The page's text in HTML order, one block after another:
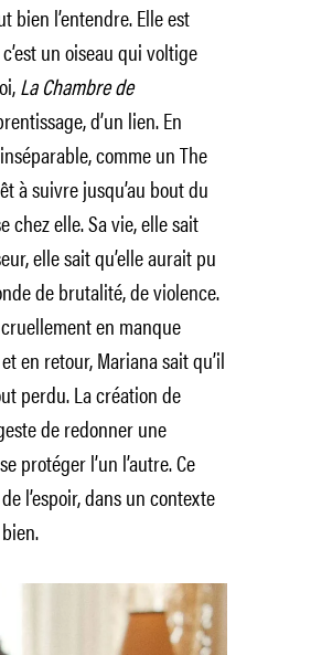
bien l’entendre. Elle est
un oiseau qui voltige
La Chambre de
d’un lien. En
comme un The
à suivre jusqu’au bout du
chez elle. Sa vie, elle sait
elle sait qu’elle aurait pu
de brutalité, de violence.
en manque
en retour, Mariana sait qu’il
perdu. La création de
de redonner une
protéger l’un l’autre. Ce
l’espoir, dans un contexte